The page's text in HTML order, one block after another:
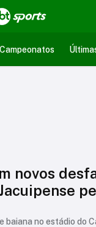
Campeonatos
novos
baiana no estádio do